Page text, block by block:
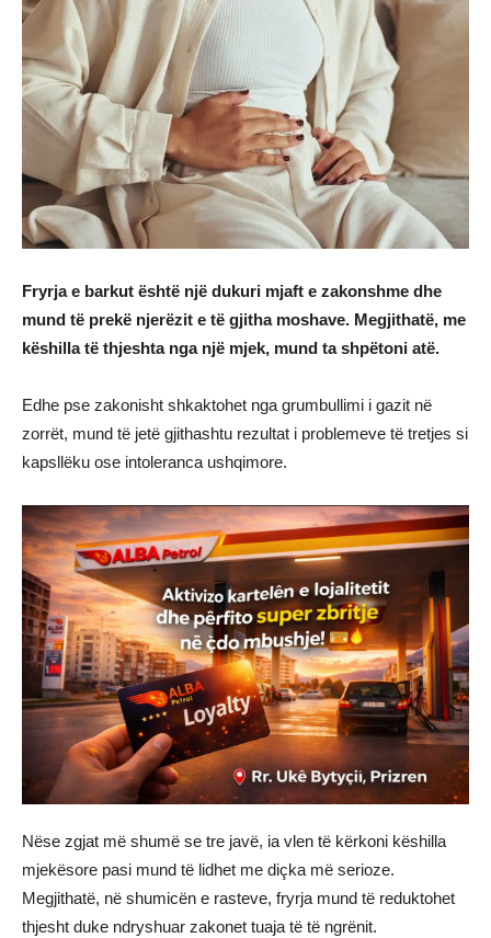
Fryrja e barkut është një dukuri mjaft e zakonshme dhe
mund të prekë njerëzit e të gjitha moshave. Megjithatë, me
këshilla të thjeshta nga një mjek, mund ta shpëtoni atë.
Edhe pse zakonisht shkaktohet nga grumbullimi i gazit në
zorrët, mund të jetë gjithashtu rezultat i problemeve të tretjes si
kapsllëku ose intoleranca ushqimore.
Nëse zgjat më shumë se tre javë, ia vlen të kërkoni këshilla
mjekësore pasi mund të lidhet me diçka më serioze.
Megjithatë, në shumicën e rasteve, fryrja mund të reduktohet
thjesht duke ndryshuar zakonet tuaja të të ngrënit.